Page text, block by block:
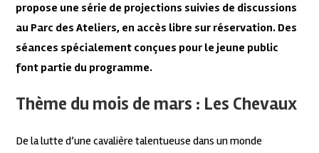
propose une série de projections suivies de discussions
au Parc des Ateliers, en accès libre sur réservation. Des
séances spécialement conçues pour le jeune public
font partie du programme.
Thème du mois de mars : Les Chevaux
De la lutte d’une cavalière talentueuse dans un monde